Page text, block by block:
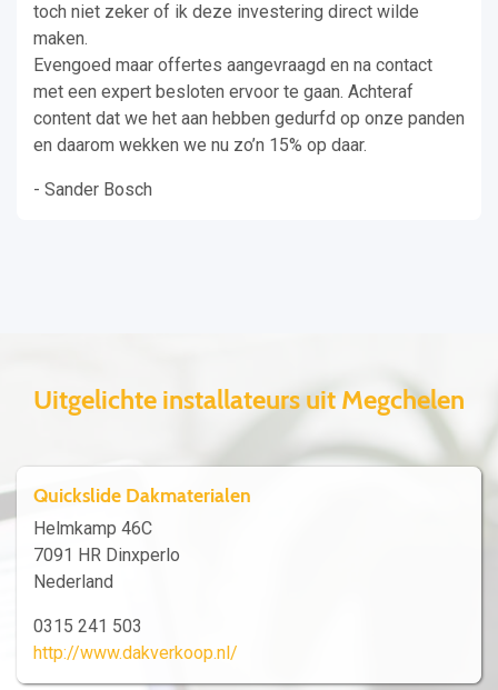
toch niet zeker of ik deze investering direct wilde
maken.
Evengoed maar offertes aangevraagd en na contact
met een expert besloten ervoor te gaan. Achteraf
content dat we het aan hebben gedurfd op onze panden
en daarom wekken we nu zo’n 15% op daar.
- Sander Bosch
Uitgelichte installateurs uit Megchelen
Quickslide Dakmaterialen
Helmkamp 46C
7091 HR Dinxperlo
Nederland
0315 241 503
http://www.dakverkoop.nl/